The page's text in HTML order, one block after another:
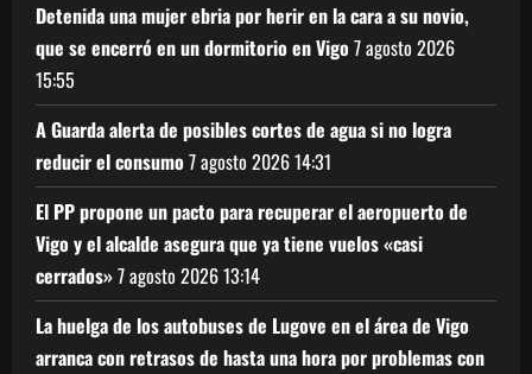
Detenida una mujer ebria por herir en la cara a su novio,
que se encerró en un dormitorio en Vigo7 agosto 2026
15:55
A Guarda alerta de posibles cortes de agua si no logra
reducir el consumo7 agosto 202614:31
El PP propone un pacto para recuperar el aeropuerto de
Vigo y el alcalde asegura que ya tiene vuelos «casi
cerrados»7 agosto 202613:14
La huelga de los autobuses de Lugove en el área de Vigo
arranca con retrasos de hasta una hora por problemas con